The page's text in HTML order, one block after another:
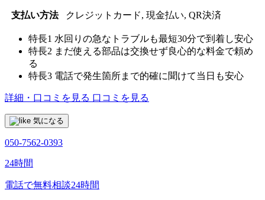
支払い方法 クレジットカード, 現金払い, QR決済
特長1 水回りの急なトラブルも最短30分で到着し安心
特長2 まだ使える部品は交換せず良心的な料金で頼め
る
特長3 電話で発生箇所まで的確に聞けて当日も安心
詳細・口コミを見る 口コミを見る
気になる
050-7562-0393
24時間
電話で無料相談24時間